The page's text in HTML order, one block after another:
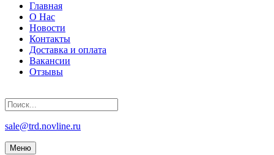
Главная
О Нас
Новости
Контакты
Доставка и оплата
Вакансии
Отзывы
sale@trd.novline.ru
Меню